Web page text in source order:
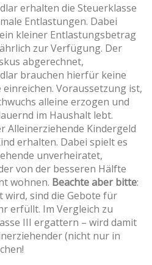
erhalten die Steuerklasse
Entlastungen. Dabei
kleiner Entlastungsbetrag
zur Verfügung. Der
abgerechnet,
brauchen hierfür keine
Voraussetzung ist,
alleine erzogen und
im Haushalt lebt.
Alleinerziehende Kindergeld
erhalten. Dabei spielt es
unverheiratet,
von der besseren Hälfte
wohnen. Beachte aber bitte:
wird, sind die Gebote für
erfüllt. Im Vergleich zu
III ergattern – wird damit
(nicht nur in